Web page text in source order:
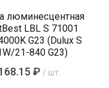
люминесцентная
LBL S 71001
G23 (Dulux S
21-840 G23)
₽ / шт.